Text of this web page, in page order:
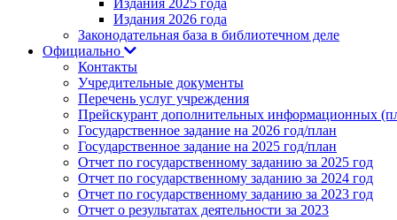
Издания 2025 года
Издания 2026 года
Законодательная база в библиотечном деле
Официально
Контакты
Учредительные документы
Перечень услуг учреждения
Прейскурант дополнительных информационных
Государственное задание на 2026 год/план
Государственное задание на 2025 год/план
Отчет по государственному заданию за 2025 год
Отчет по государственному заданию за 2024 год
Отчет по государственному заданию за 2023 год
Отчет о результатах деятельности за 2023